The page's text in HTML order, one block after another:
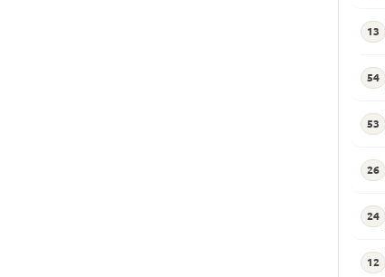
13
54
53
26
24
12